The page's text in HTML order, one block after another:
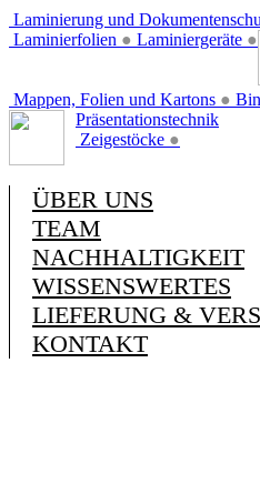
Laminierung und
Laminierfolien ● Laminiergeräte ●
Mappen, Folien und Kartons ●
Präsentationstechnik
Zeigestöcke ●
ÜBER UNS
TEAM
NACHHALTIGKEIT
WISSENSWERTES
LIEFERUNG &
KONTAKT